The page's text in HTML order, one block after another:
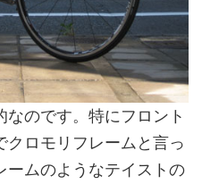
なのです。特にフロント
クロモリフレームと言っ
ームのようなテイストの